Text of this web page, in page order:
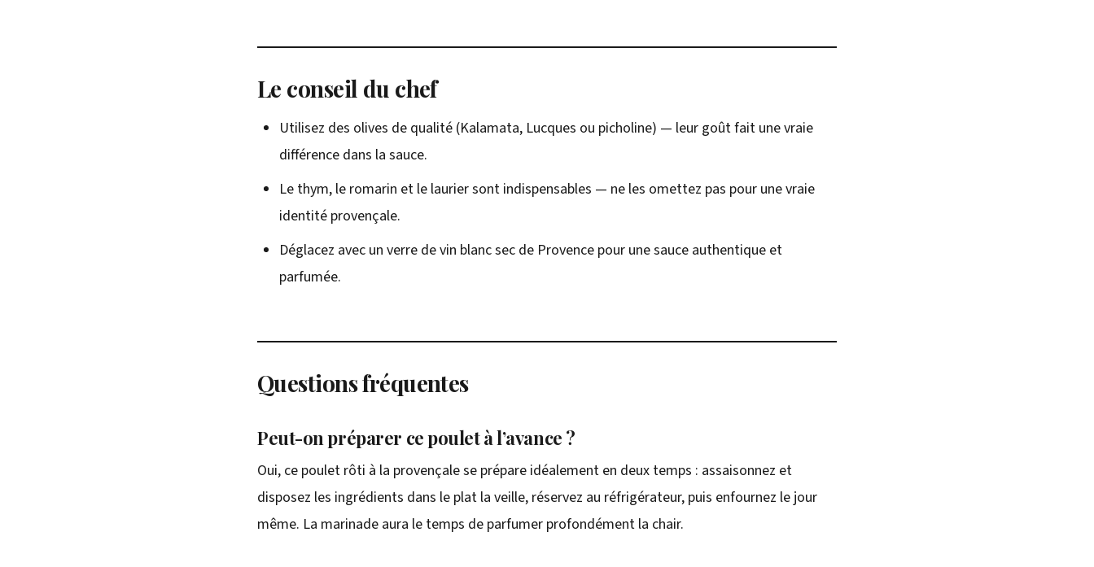
Le conseil du chef
Utilisez des olives de qualité (Kalamata, Lucques ou picholine) — leur goût fait une vraie
différence dans la sauce.
Le thym, le romarin et le laurier sont indispensables — ne les omettez pas pour une vraie
identité provençale.
Déglacez avec un verre de vin blanc sec de Provence pour une sauce authentique et
parfumée.
Questions fréquentes
Peut-on préparer ce poulet à l’avance ?
Oui, ce poulet rôti à la provençale se prépare idéalement en deux temps : assaisonnez et
disposez les ingrédients dans le plat la veille, réservez au réfrigérateur, puis enfournez le jour
même. La marinade aura le temps de parfumer profondément la chair.